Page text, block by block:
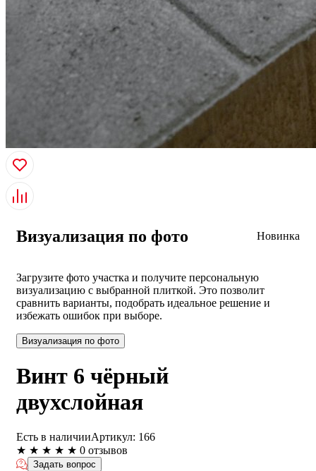
Визуализация по фото Новинка
Загрузите фото участка и получите персональную
визуализацию с выбранной плиткой. Это позволит
сравнить варианты, подобрать идеальное решение и
избежать ошибок при выборе.
Визуализация по фото
Винт 6 чёрный
двухслойная
Есть в наличииАртикул: 166
★ ★ ★ ★ ★ 0 отзывов
Задать вопрос